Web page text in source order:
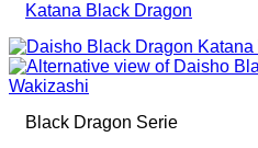
Katana Black Dragon
Black Dragon Serie